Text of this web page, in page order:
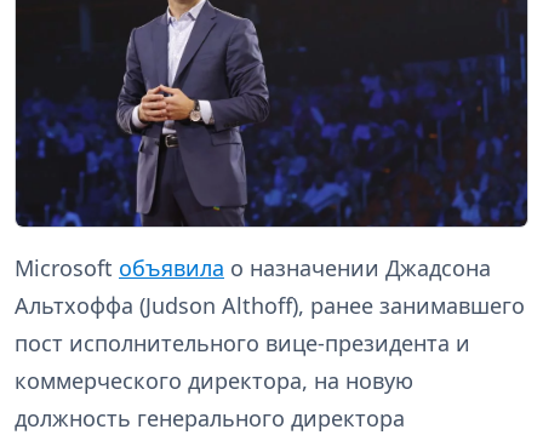
Microsoft объявила о назначении Джадсона
Альтхоффа (Judson Althoff), ранее занимавшего
пост исполнительного вице-президента и
коммерческого директора, на новую
должность генерального директора